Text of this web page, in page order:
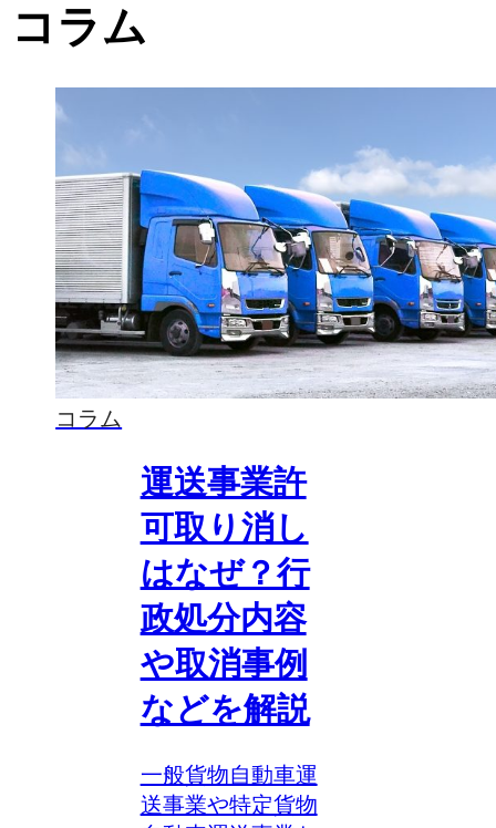
コラム
コラム
運送事業許
可取り消し
はなぜ？行
政処分内容
や取消事例
などを解説
一般貨物自動車運
送事業や特定貨物